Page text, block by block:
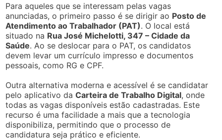
Para aqueles que se interessam pelas vagas
anunciadas, o primeiro passo é se dirigir ao Posto de
Atendimento ao Trabalhador (PAT). O local está
situado na Rua José Michelotti, 347 – Cidade da
Saúde. Ao se deslocar para o PAT, os candidatos
devem levar um currículo impresso e documentos
pessoais, como RG e CPF.
Outra alternativa moderna e acessível é se candidatar
pelo aplicativo daCarteira de Trabalho Digital, onde
todas as vagas disponíveis estão cadastradas. Este
recurso é uma facilidade a mais que a tecnologia
disponibiliza, permitindo que o processo de
candidatura seja prático e eficiente.